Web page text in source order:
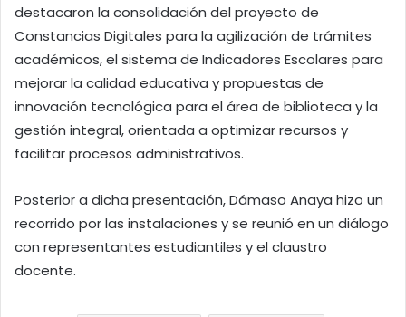
destacaron la consolidación del proyecto de
Constancias Digitales para la agilización de trámites
académicos, el sistema de Indicadores Escolares para
mejorar la calidad educativa y propuestas de
innovación tecnológica para el área de biblioteca y la
gestión integral, orientada a optimizar recursos y
facilitar procesos administrativos.
Posterior a dicha presentación, Dámaso Anaya hizo un
recorrido por las instalaciones y se reunió en un diálogo
con representantes estudiantiles y el claustro
docente.